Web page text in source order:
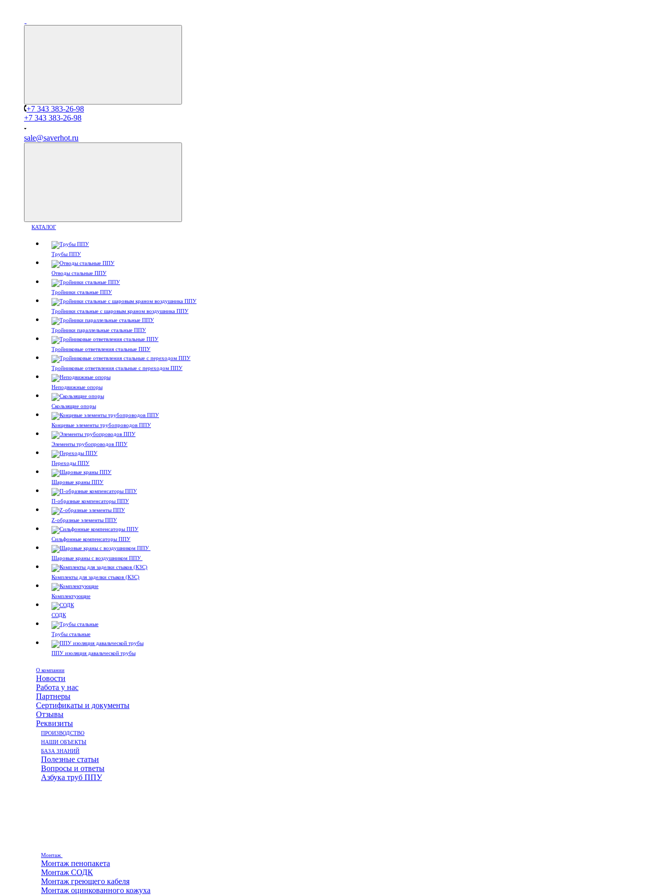
+7 343 383-26-98
+7 343 383-26-98
sale@saverhot.ru
КАТАЛОГ
Трубы ППУ
Отводы стальные ППУ
Тройники стальные ППУ
Тройники стальные с шаровым краном воздушника ППУ
Тройники параллельные стальные ППУ
Тройниковые ответвления стальные ППУ
Тройниковые ответвления стальные с переходом ППУ
Неподвижные опоры
Скользящие опоры
Концевые элементы трубопроводов ППУ
Элементы трубопроводов ППУ
Переходы ППУ
Шаровые краны ППУ
П-образные компенсаторы ППУ
Z-образные элементы ППУ
Сильфонные компенсаторы ППУ
Шаровые краны с воздушником ППУ
Комплекты для заделки стыков (КЗС)
Комплектующие
СОДК
Трубы стальные
ППУ изоляция давальческой трубы
О компании
Новости
Работа у нас
Партнеры
Сертификаты и документы
Отзывы
Реквизиты
ПРОИЗВОДСТВО
НАШИ ОБЪЕКТЫ
БАЗА ЗНАНИЙ
Полезные статьи
Вопросы и ответы
Азбука труб ППУ
Монтаж
Монтаж пенопакета
Монтаж СОДК
Монтаж греющего кабеля
Монтаж оцинкованного кожуха